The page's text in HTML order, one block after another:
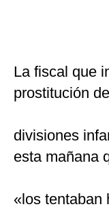
La fiscal que
prostitución
divisiones
esta mañana
«los tentaban